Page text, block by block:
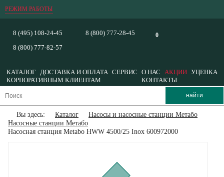
РЕЖИМ РАБОТЫ
0
8 (495) 108-24-45
8 (800) 777-82-57
8 (800) 777-28-45
КАТАЛОГ ДОСТАВКА И ОПЛАТА СЕРВИС О НАС АКЦИИ УЦЕНКА
КОРПОРАТИВНЫМ КЛИЕНТАМ
КОНТАКТЫ
Вы здесь: Каталог
Насосы и насосные станции Метабо
Насосные станции Метабо
Насосная станция Metabo HWW 4500/25 Inox 600972000